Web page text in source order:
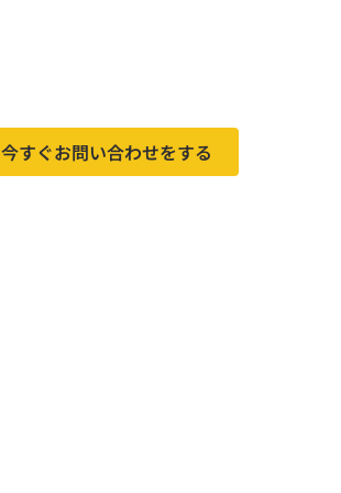
今すぐお問い合わせをする